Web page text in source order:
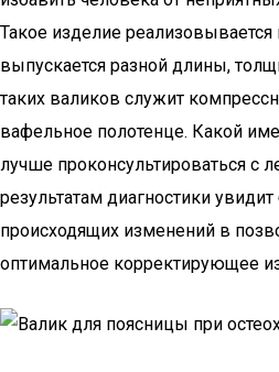
Такое изделие реализовывается
выпускается разной длины,
таких валиков служит
вафельное полотенце. Какой
лучше проконсультироваться с
результатам диагностики
происходящих изменений в
оптимальное корректирующее